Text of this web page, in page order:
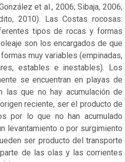
et al., 2006; Sibaja, 2006;
2010). Las Costas rocosas:
tipos de rocas y formas
son los encargados de que
muy variables (empinadas,
estables e inestables). Los
se encuentran en playas de
las que no hay acumulación de
reciente, ser el producto de
por lo que no han acumulado
levantamiento o por surgimiento
ser producto del transporte
de las olas y las corrientes